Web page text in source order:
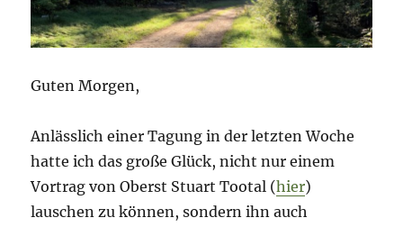
Guten Morgen,
Anlässlich einer Tagung in der letzten Woche
hatte ich das große Glück, nicht nur einem
Vortrag von Oberst Stuart Tootal (hier)
lauschen zu können, sondern ihn auch